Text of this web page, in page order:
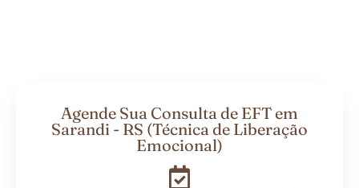
Agende Sua Consulta de EFT em
Sarandi - RS (Técnica de Liberação
Emocional)